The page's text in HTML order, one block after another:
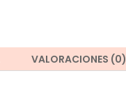
VALORACIONES (0)